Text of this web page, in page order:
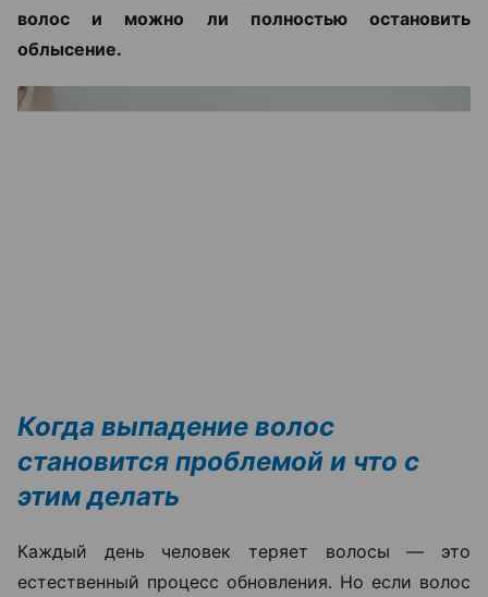
волос и можно ли полностью остановить
облысение.
Когда выпадение волос
становится проблемой и что с
этим делать
Каждый день человек теряет волосы — это
естественный процесс обновления. Но если волос